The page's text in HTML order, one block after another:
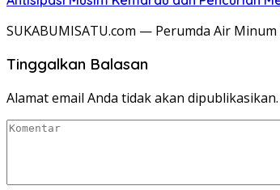
SUKABUMISATU.com — Perumda Air
Tinggalkan Balasan
Alamat email Anda tidak akan dipublikasikan.